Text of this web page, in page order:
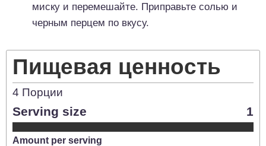
миску и перемешайте. Приправьте солью и
черным перцем по вкусу.
Пищевая ценность
4 Порции
Serving size 1
Amount per serving